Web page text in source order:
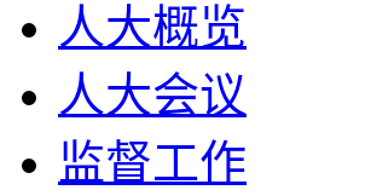
人大概览
人大会议
监督工作